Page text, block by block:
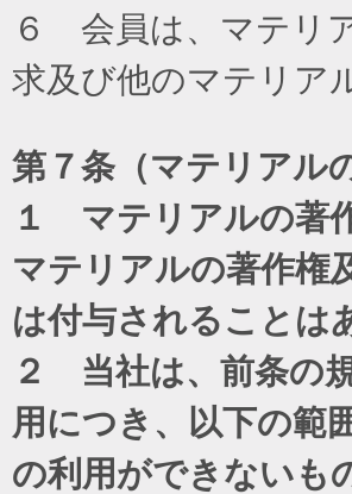
６ 会員は、マテリ
求及び他のマテリア
第７条（マテリアル
１ マテリアルの著
マテリアルの著作権
は付与されることは
２ 当社は、前条の
用につき、以下の範
の利用ができないも